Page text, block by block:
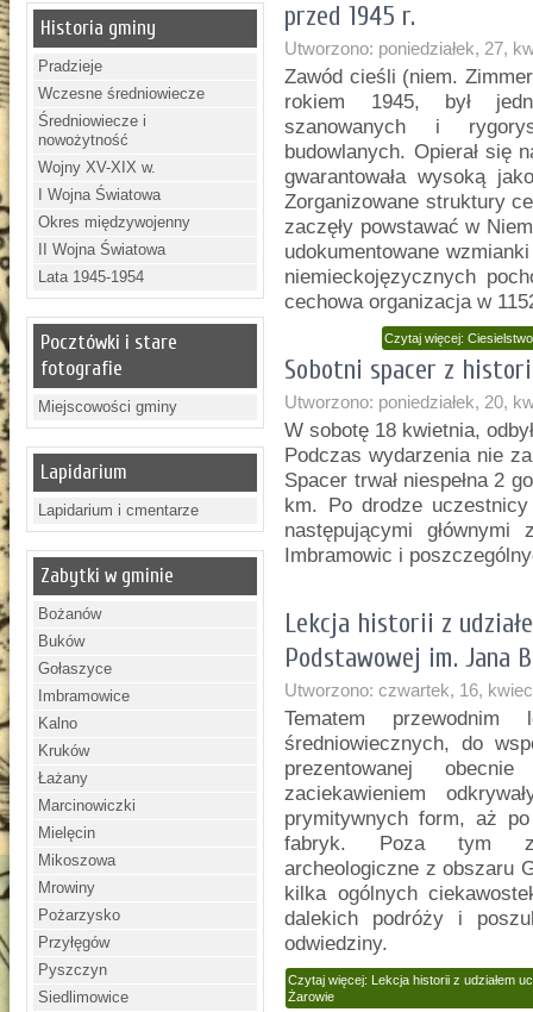
Historia gminy
Pradzieje
Wczesne średniowiecze
Średniowiecze i
nowożytność
Wojny XV-XIX w.
I Wojna Światowa
Okres międzywojenny
II Wojna Światowa
Lata 1945-1954
Pocztówki i stare
fotografie
Miejscowości gminy
Lapidarium
Lapidarium i cmentarze
Zabytki w gminie
Bożanów
Buków
Gołaszyce
Imbramowice
Kalno
Kruków
Łażany
Marcinowiczki
Mielęcin
Mikoszowa
Mrowiny
Pożarzysko
Przyłęgów
Pyszczyn
Siedlimowice
przed 1945 r.
Utworzono: poniedziałek, 27,
Zawód cieśli (niem.
rokiem 1945, był
szanowanych i
budowlanych. Opierał się
gwarantowała wysoką
Zorganizowane struktury
zaczęły powstawać w
udokumentowane
niemieckojęzycznych
cechowa organizacja w
Czytaj więcej:
Sobotni spacer z
Utworzono: poniedziałek, 20,
W sobotę 18 kwietnia,
Podczas wydarzenia nie
Spacer trwał niespełna 2
km. Po drodze
następującymi głównymi
Imbramowic i
Lekcja historii z
Podstawowej im. Jana
Utworzono: czwartek, 16,
Tematem
średniowiecznych, do
prezentowanej
zaciekawieniem
prymitywnych form, aż
fabryk. Poza tym
archeologiczne z obszaru
kilka ogólnych
dalekich podróży i
odwiedziny.
Czytaj więcej: Lekcja historii z udziałem
Żarowie